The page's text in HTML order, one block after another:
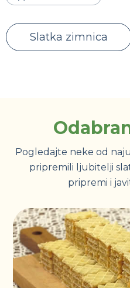
Slatka zimnica
Pogledajte neke od
pripremili ljubitelji
pripremi i